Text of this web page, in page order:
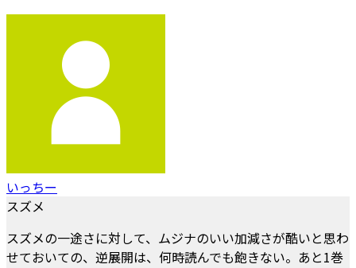
いっちー
スズメ
スズメの一途さに対して、ムジナのいい加減さが酷いと思わ
せておいての、逆展開は、何時読んでも飽きない。あと1巻